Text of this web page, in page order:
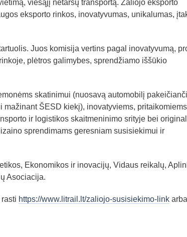
viešąjį netaršų transportą. Žaliojo eksporto
eksporto rinkos, inovatyvumas, unikalumas,
Juos komisija vertins pagal inovatyvumą,
plėtros galimybes, sprendžiamo iššūkio
skatinimui (nuosavą automobilį
ŠESD kiekį), inovatyviems,
ir logistikos skaitmeninimo srityje bei
sprendimams geresniam susisiekimui ir
Ekonomikos ir inovacijų, Vidaus reikalų,
Asociacija.
https://www.litrail.lt/zaliojo-susisiekimo-linkarba